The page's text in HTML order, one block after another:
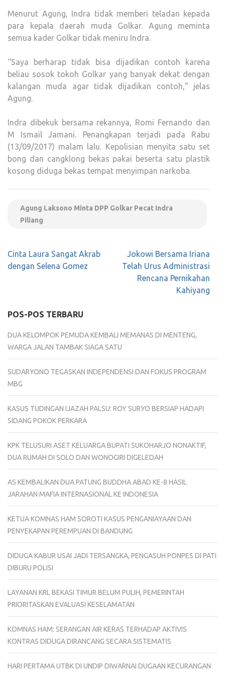
Menurut Agung, Indra tidak memberi teladan kepada
para kepala daerah muda Golkar. Agung meminta
semua kader Golkar tidak meniru Indra.
“Saya berharap tidak bisa dijadikan contoh karena
beliau sosok tokoh Golkar yang banyak dekat dengan
kalangan muda agar tidak dijadikan contoh,” jelas
Agung.
Indra dibekuk bersama rekannya, Romi Fernando dan
M Ismail Jamani. Penangkapan terjadi pada Rabu
(13/09/2017) malam lalu. Kepolisian menyita satu set
bong dan cangklong bekas pakai beserta satu plastik
kosong diduga bekas tempat menyimpan narkoba.
Agung Laksono Minta DPP Golkar Pecat Indra
Piliang
Navigasi
pos
Cinta Laura Sangat Akrab
dengan Selena Gomez
Jokowi Bersama Iriana
Telah Urus Administrasi
Rencana Pernikahan
Kahiyang
POS-POS TERBARU
DUA KELOMPOK PEMUDA KEMBALI MEMANAS DI MENTENG,
WARGA JALAN TAMBAK SIAGA SATU
SUDARYONO TEGASKAN INDEPENDENSI DAN FOKUS PROGRAM
MBG
KASUS TUDINGAN IJAZAH PALSU: ROY SURYO BERSIAP HADAPI
SIDANG POKOK PERKARA
KPK TELUSURI ASET KELUARGA BUPATI SUKOHARJO NONAKTIF,
DUA RUMAH DI SOLO DAN WONOGIRI DIGELEDAH
AS KEMBALIKAN DUA PATUNG BUDDHA ABAD KE-8 HASIL
JARAHAN MAFIA INTERNASIONAL KE INDONESIA
KETUA KOMNAS HAM SOROTI KASUS PENGANIAYAAN DAN
PENYEKAPAN PEREMPUAN DI BANDUNG
DIDUGA KABUR USAI JADI TERSANGKA, PENGASUH PONPES DI PATI
DIBURU POLISI
LAYANAN KRL BEKASI TIMUR BELUM PULIH, PEMERINTAH
PRIORITASKAN EVALUASI KESELAMATAN
KOMNAS HAM: SERANGAN AIR KERAS TERHADAP AKTIVIS
KONTRAS DIDUGA DIRANCANG SECARA SISTEMATIS
HARI PERTAMA UTBK DI UNDIP DIWARNAI DUGAAN KECURANGAN